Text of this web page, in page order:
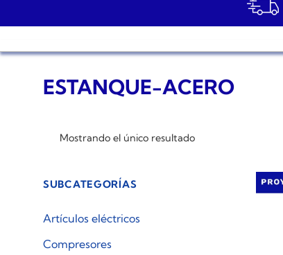
ESTANQUE-ACERO
Mostrando el único resultado
SUBCATEGORÍAS
Artículos eléctricos
Compresores